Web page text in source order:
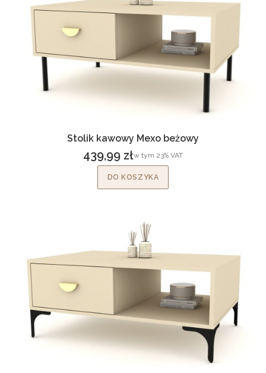
Stolik kawowy Mexo beżowy
Cena brutto
439,99 złw tym %s VAT
w tym 23% VAT
DO KOSZYKA